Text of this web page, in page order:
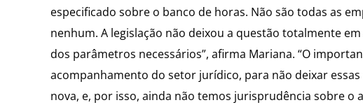
especificado sobre o banco de horas. Não são todas as
nenhum. A legislação não deixou a questão totalmente
dos parâmetros necessários”, afirma Mariana. “O
acompanhamento do setor jurídico, para não deixar
nova, e, por isso, ainda não temos jurisprudência sobre